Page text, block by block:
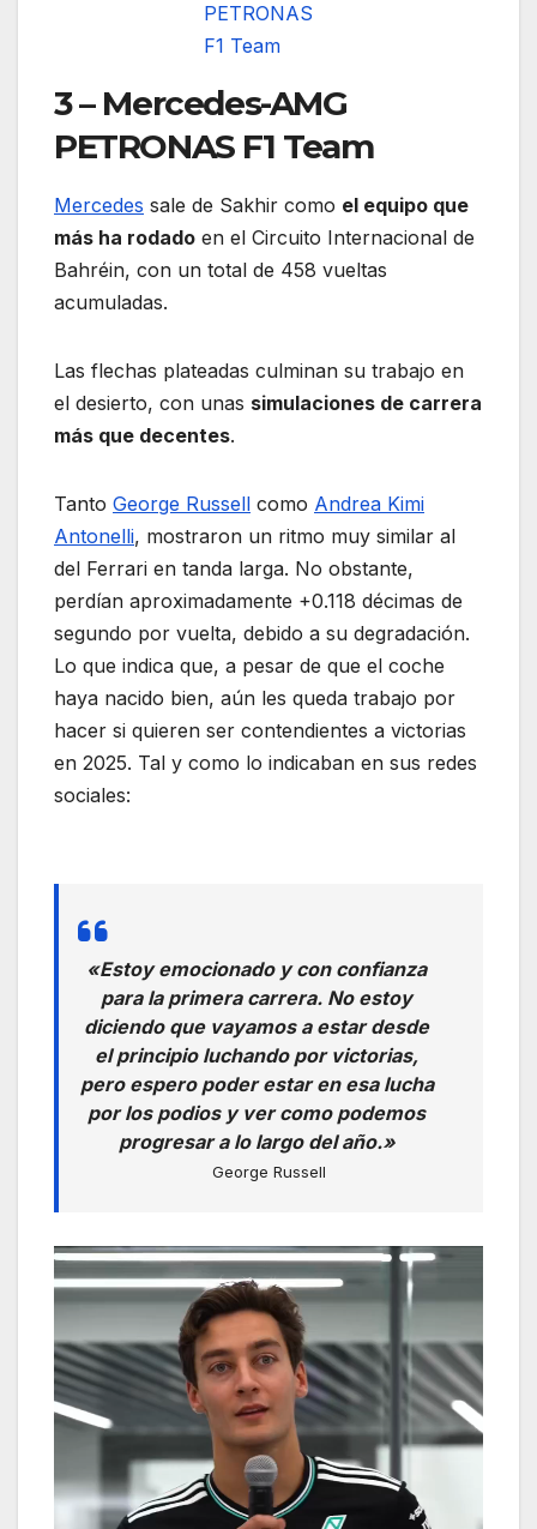
PETRONAS
F1 Team
3 – Mercedes-AMG
PETRONAS F1 Team
Mercedes sale de Sakhir como el equipo que
más ha rodado en el Circuito Internacional de
Bahréin, con un total de 458 vueltas
acumuladas.
Las flechas plateadas culminan su trabajo en
el desierto, con unas simulaciones de carrera
más que decentes.
Tanto George Russell como Andrea Kimi
Antonelli, mostraron un ritmo muy similar al
del Ferrari en tanda larga. No obstante,
perdían aproximadamente +0.118 décimas de
segundo por vuelta, debido a su degradación.
Lo que indica que, a pesar de que el coche
haya nacido bien, aún les queda trabajo por
hacer si quieren ser contendientes a victorias
en 2025. Tal y como lo indicaban en sus redes
sociales:
«Estoy emocionado y con confianza
para la primera carrera. No estoy
diciendo que vayamos a estar desde
el principio luchando por victorias,
pero espero poder estar en esa lucha
por los podios y ver como podemos
progresar a lo largo del año.»
George Russell